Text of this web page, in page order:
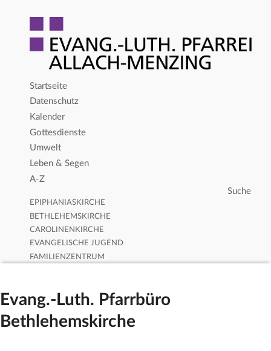
Startseite
Datenschutz
Kalender
Gottesdienste
Umwelt
Leben & Segen
A-Z
EPIPHANIASKIRCHE
BETHLEHEMSKIRCHE
CAROLINENKIRCHE
EVANGELISCHE JUGEND
FAMILIENZENTRUM
Evang.-Luth. Pfarrbüro
Bethlehemskirche